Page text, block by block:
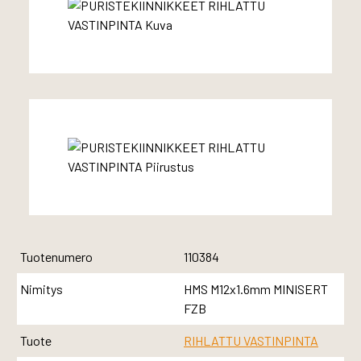
Tuotenumero 110384
Nimitys
HMS M12x1.6mm MINISERT
FZB
Tuote RIHLATTU VASTINPINTA